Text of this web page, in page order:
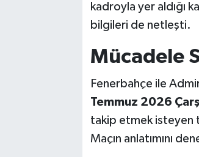
kadroyla yer aldığı
bilgileri de netleşti.
Mücadele
Fenerbahçe ile
Temmuz 2026
takip etmek isteyen
Maçın anlatımını